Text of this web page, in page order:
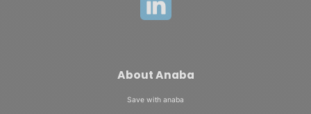
About Anaba
Save with anaba